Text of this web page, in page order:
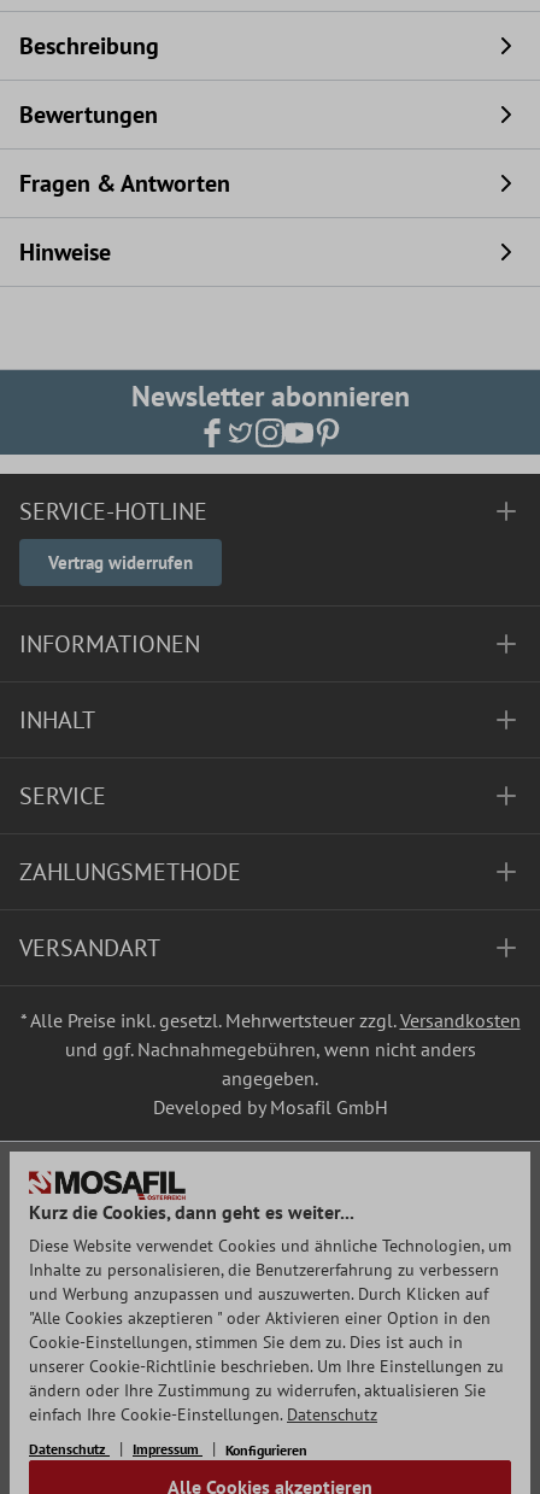
Beschreibung
Bewertungen
Fragen & Antworten
Hinweise
Newsletter abonnieren
SERVICE-HOTLINE
Vertrag widerrufen
INFORMATIONEN
INHALT
SERVICE
ZAHLUNGSMETHODE
VERSANDART
* Alle Preise inkl. gesetzl. Mehrwertsteuer zzgl.Versandkosten
und ggf. Nachnahmegebühren, wenn nicht anders
angegeben.
Developed by Mosafil GmbH
Kurz die Cookies, dann geht es weiter...
Diese Website verwendet Cookies und ähnliche Technologien, um
Inhalte zu personalisieren, die Benutzererfahrung zu verbessern
und Werbung anzupassen und auszuwerten. Durch Klicken auf
"Alle Cookies akzeptieren " oder Aktivieren einer Option in den
Cookie-Einstellungen, stimmen Sie dem zu. Dies ist auch in
unserer Cookie-Richtlinie beschrieben. Um Ihre Einstellungen zu
ändern oder Ihre Zustimmung zu widerrufen, aktualisieren Sie
einfach Ihre Cookie-Einstellungen. Datenschutz
Datenschutz Impressum Konfigurieren
Alle Cookies akzeptieren